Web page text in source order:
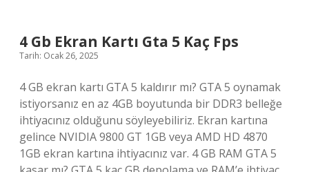
4 Gb Ekran Kartı Gta 5 Kaç Fps
Tarih: Ocak 26, 2025
4 GB ekran kartı GTA 5 kaldırır mı? GTA 5 oynamak
istiyorsanız en az 4GB boyutunda bir DDR3 belleğe
ihtiyacınız olduğunu söyleyebiliriz. Ekran kartına
gelince NVIDIA 9800 GT 1GB veya AMD HD 4870
1GB ekran kartına ihtiyacınız var. 4 GB RAM GTA 5